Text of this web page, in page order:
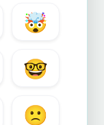
🤯
🤓
🙁